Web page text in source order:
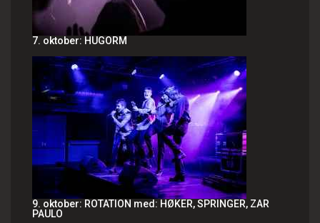
7. oktober: HUGORM
9. oktober: ROTATION med: HØKER, SPRINGER, ZAR
PAULO